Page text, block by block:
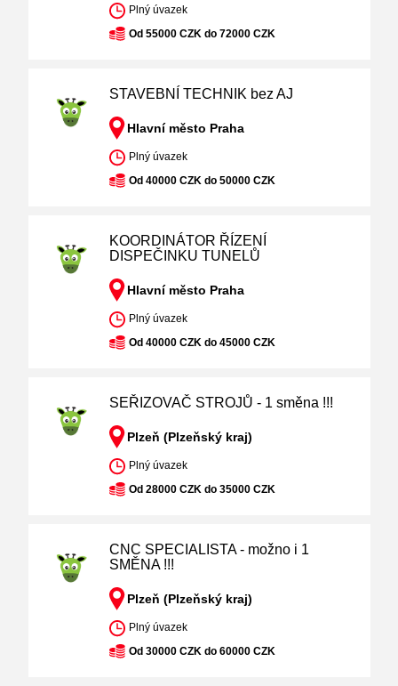
Plný úvazek
Od 55000 CZK do 72000 CZK
STAVEBNÍ TECHNIK bez AJ
Hlavní město Praha
Plný úvazek
Od 40000 CZK do 50000 CZK
KOORDINÁTOR ŘÍZENÍ
DISPEČINKU TUNELŮ
Hlavní město Praha
Plný úvazek
Od 40000 CZK do 45000 CZK
SEŘIZOVAČ STROJŮ - 1 směna !!!
Plzeň (Plzeňský kraj)
Plný úvazek
Od 28000 CZK do 35000 CZK
CNC SPECIALISTA - možno i 1
SMĚNA !!!
Plzeň (Plzeňský kraj)
Plný úvazek
Od 30000 CZK do 60000 CZK